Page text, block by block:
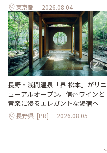
東京都 2026.08.04
長野・浅間温泉「界 松本」がリニ
ューアルオープン。信州ワインと
音楽に浸るエレガントな湯宿へ
長野県 [PR] 2026.08.05